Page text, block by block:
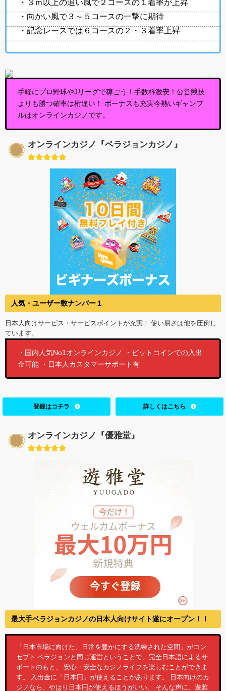
・３ｍ以上の追い風で２コースの１着率が上昇
・向かい風で３～５コースの一撃に期待
・記念レースでは６コースの２・３着率上昇
手軽にプロ野球やJリーグで稼ごう！手数料激安！公営競技
よりも勝つ確率は桁違い！ ボーナスも充実今熱いギャンブ
ルはオンラインカジノです。
オンラインカジノ『ベラジョンカジノ』
人気・ユーザー数ナンバー１
日本人向けサービス・サービスポイントが充実！ 使い易さは他を圧倒し
ています。
・国内人気No1オンラインカジノ ・ビットコインでの入出
金可能 ・日本人カスタマーサポート有
登録はコチラ 詳しくはこちら
オンラインカジノ『優雅堂』
最大手ベラジョンカジノの日本人向けサイト遂にオープン！！
「日本市場に向けた、日常を豊かにする洗練された空間」がコン
セプト ベラジョンと同じ運営ということで、完全日本語によるサ
ポートのもと、 安心・安全なカジノライフを楽しむことができま
す。 入出金に「日本円」が使えることがあります。 日本向けのカ
ジノなら、やはり日本円が使えるほうがいい。 そんな声に、遊雅